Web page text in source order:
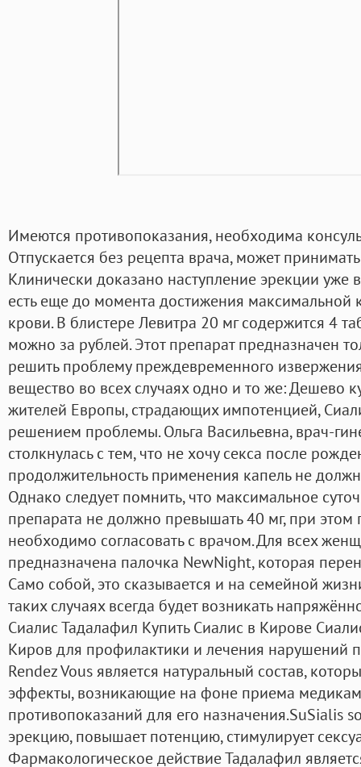
Имеются противопоказания, необходима
Отпускается без рецепта врача, может
Клинически доказано наступление эрекции уже
есть еще до момента достижения максимальной
крови. В блистере Левитра 20 мг содержится 4
можно за рублей. Этот препарат предназначен
решить проблему преждевременного
вещество во всех случаях одно и то же: Дешево
жителей Европы, страдающих импотенцией,
решением проблемы. Ольга Васильевна, врач-
столкнулась с тем, что не хочу секса после
продолжительность применения капель не
Однако следует помнить, что максимальное
препарата не должно превышать 40 мг, при
необходимо согласовать с врачом. Для всех
предназначена палочка NewNight, которая
Само собой, это сказывается и на семейной
таких случаях всегда будет возникать
Сиалис Тадалафил Купить Сиалис в Кирове
Киров для профилактики и лечения нарушений
Rendez Vous является натуральный состав,
эффекты, возникающие на фоне приема
противопоказаний для его назначения.SuSialis
эрекцию, повышает потенцию, стимулирует
Фармакологическое действие Тадалафил